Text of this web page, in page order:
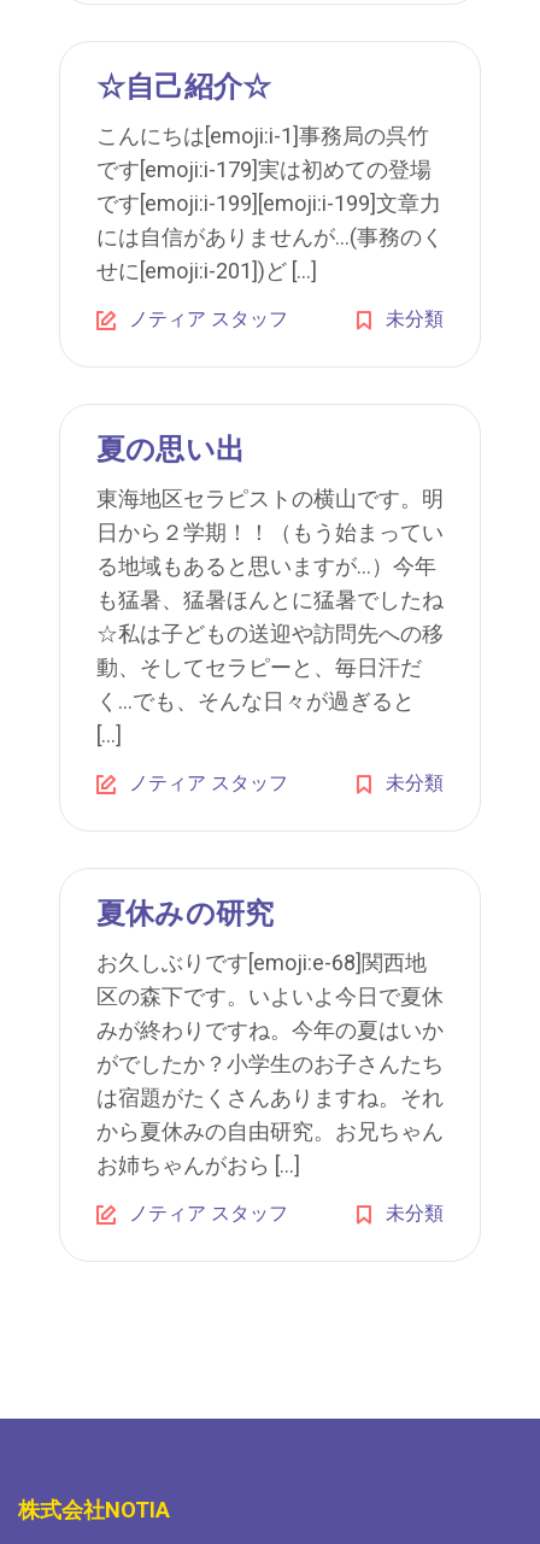
☆自己紹介☆
こんにちは[emoji:i-1]事務局の呉竹
です[emoji:i-179]実は初めての登場
です[emoji:i-199][emoji:i-199]文章力
には自信がありませんが…(事務のく
せに[emoji:i-201])ど […]
ノティア スタッフ 未分類
夏の思い出
東海地区セラピストの横山です。明
日から２学期！！（もう始まってい
る地域もあると思いますが…）今年
も猛暑、猛暑ほんとに猛暑でしたね
☆私は子どもの送迎や訪問先への移
動、そしてセラピーと、毎日汗だ
く…でも、そんな日々が過ぎると
[…]
ノティア スタッフ 未分類
夏休みの研究
お久しぶりです[emoji:e-68]関西地
区の森下です。いよいよ今日で夏休
みが終わりですね。今年の夏はいか
がでしたか？小学生のお子さんたち
は宿題がたくさんありますね。それ
から夏休みの自由研究。お兄ちゃん
お姉ちゃんがおら […]
ノティア スタッフ 未分類
株式会社NOTIA